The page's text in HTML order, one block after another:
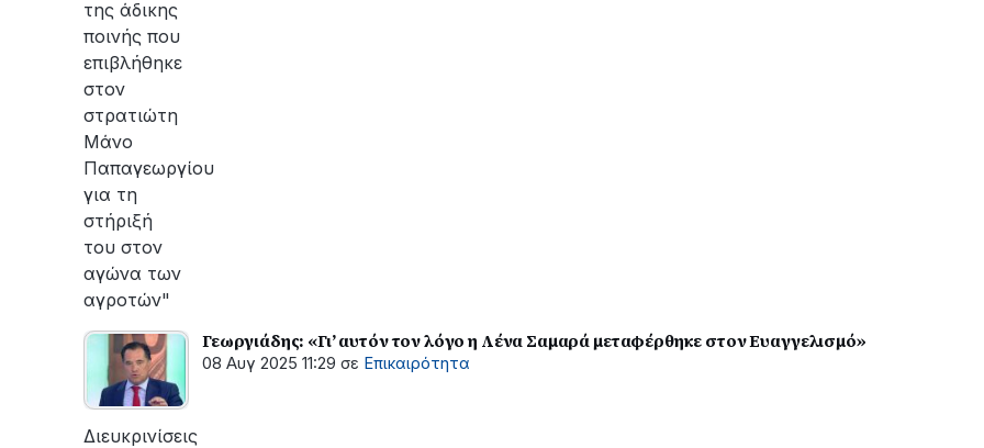
της άδικης
ποινής που
επιβλήθηκε
στον
στρατιώτη
Μάνο
Παπαγεωργίου
για τη
στήριξή
του στον
αγώνα των
αγροτών"
Γεωργιάδης: «Γι’ αυτόν τον λόγο η Λένα Σαμαρά μεταφέρθηκε στον Ευαγγελισμό»
08 Αυγ 2025 11:29 σε Επικαιρότητα
Διευκρινίσεις